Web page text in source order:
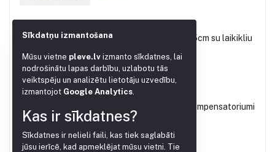
Mikroįvedimo adatėlė 15cm su laikikliu
€0.10
Dozatorius 2.2L/H su kompensatoriumi
Sīkdatņu izmantošana
Mūsu vietne pleve.lv izmanto sīkdatnes, lai
nodrošinātu lapas darbību, uzlabotu tās
veiktspēju un analizētu lietotāju uzvedību,
izmantojot Google Analytics
Kas ir sīkdatnes?
Sīkdatnes ir nelieli faili, kas tiek saglabāti
jūsu ierīcē, kad apmeklējat mūsu vietni. Tie